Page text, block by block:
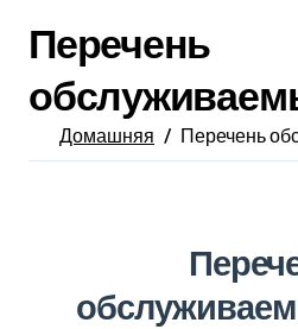
Перечень
Домашняя Перечень